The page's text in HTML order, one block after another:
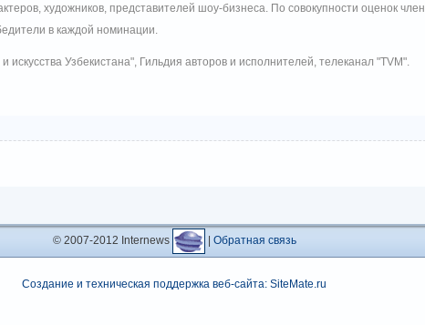
художников, представителей шоу-бизнеса. По совокупности оценок
в каждой номинации.
Узбекистана", Гильдия авторов и исполнителей, телеканал "TVM".
© 2007-2012 Internews Обратная связь
Создание и техническая поддержка веб-сайта: SiteMate.ru